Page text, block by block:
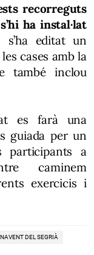
recorreguts
ha instal·lat
editat un
cases amb la
també inclou
es farà una
guiada per un
participants a
caminem
exercicis i
DEL SEGRIÀ